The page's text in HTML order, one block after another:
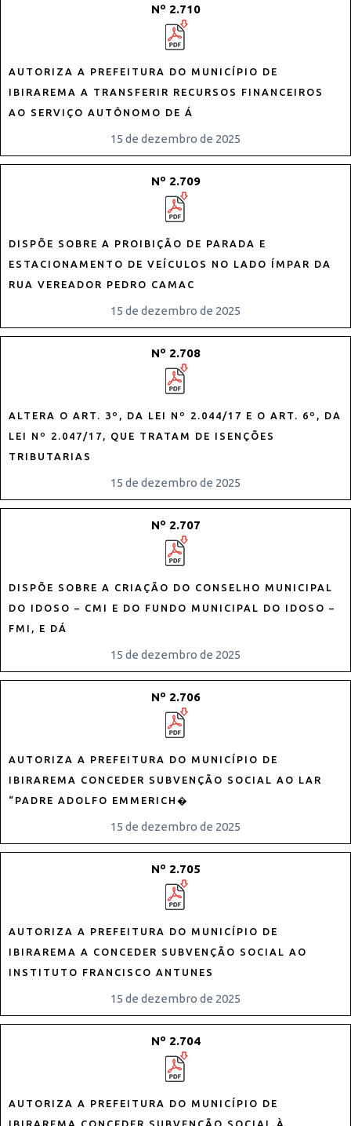
Nº 2.710
AUTORIZA A PREFEITURA DO MUNICÍPIO DE
IBIRAREMA A TRANSFERIR RECURSOS FINANCEIROS
AO SERVIÇO AUTÔNOMO DE Á
15 de dezembro de 2025
Nº 2.709
DISPÕE SOBRE A PROIBIÇÃO DE PARADA E
ESTACIONAMENTO DE VEÍCULOS NO LADO ÍMPAR DA
RUA VEREADOR PEDRO CAMAC
15 de dezembro de 2025
Nº 2.708
ALTERA O ART. 3º, DA LEI Nº 2.044/17 E O ART. 6º, DA
LEI Nº 2.047/17, QUE TRATAM DE ISENÇÕES
TRIBUTARIAS
15 de dezembro de 2025
Nº 2.707
DISPÕE SOBRE A CRIAÇÃO DO CONSELHO MUNICIPAL
DO IDOSO – CMI E DO FUNDO MUNICIPAL DO IDOSO –
FMI, E DÁ
15 de dezembro de 2025
Nº 2.706
AUTORIZA A PREFEITURA DO MUNICÍPIO DE
IBIRAREMA CONCEDER SUBVENÇÃO SOCIAL AO LAR
“PADRE ADOLFO EMMERICH�
15 de dezembro de 2025
Nº 2.705
AUTORIZA A PREFEITURA DO MUNICÍPIO DE
IBIRAREMA A CONCEDER SUBVENÇÃO SOCIAL AO
INSTITUTO FRANCISCO ANTUNES
15 de dezembro de 2025
Nº 2.704
AUTORIZA A PREFEITURA DO MUNICÍPIO DE
IBIRAREMA CONCEDER SUBVENÇÃO SOCIAL À